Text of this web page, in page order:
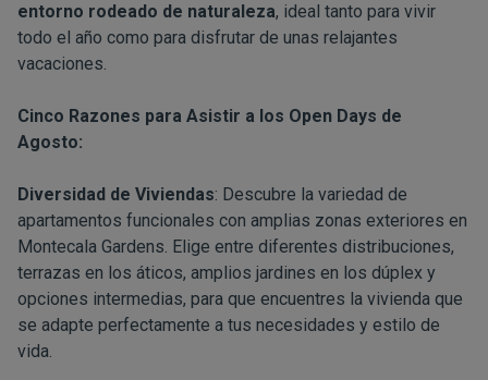
entorno rodeado de naturaleza, ideal tanto para vivir
todo el año como para disfrutar de unas relajantes
vacaciones.
Cinco Razones para Asistir a los Open Days de
Agosto:
Diversidad de Viviendas: Descubre la variedad de
apartamentos funcionales con amplias zonas exteriores en
Montecala Gardens. Elige entre diferentes distribuciones,
terrazas en los áticos, amplios jardines en los dúplex y
opciones intermedias, para que encuentres la vivienda que
se adapte perfectamente a tus necesidades y estilo de
vida.